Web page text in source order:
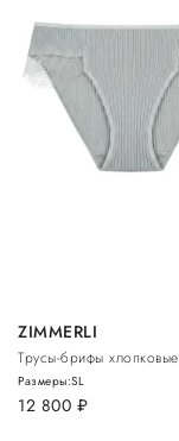
ZIMMERLI
Трусы-брифы хлопковые
12 800 руб.
Размеры:SL